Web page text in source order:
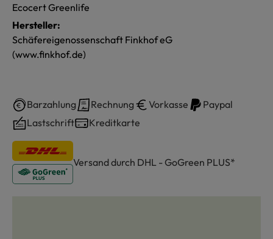
Ecocert Greenlife
Hersteller:
Schäfereigenossenschaft Finkhof eG
(www.finkhof.de)
Barzahlung Rechnung Vorkasse
Paypal
Lastschrift
Kreditkarte
Versand durch DHL - GoGreen PLUS*